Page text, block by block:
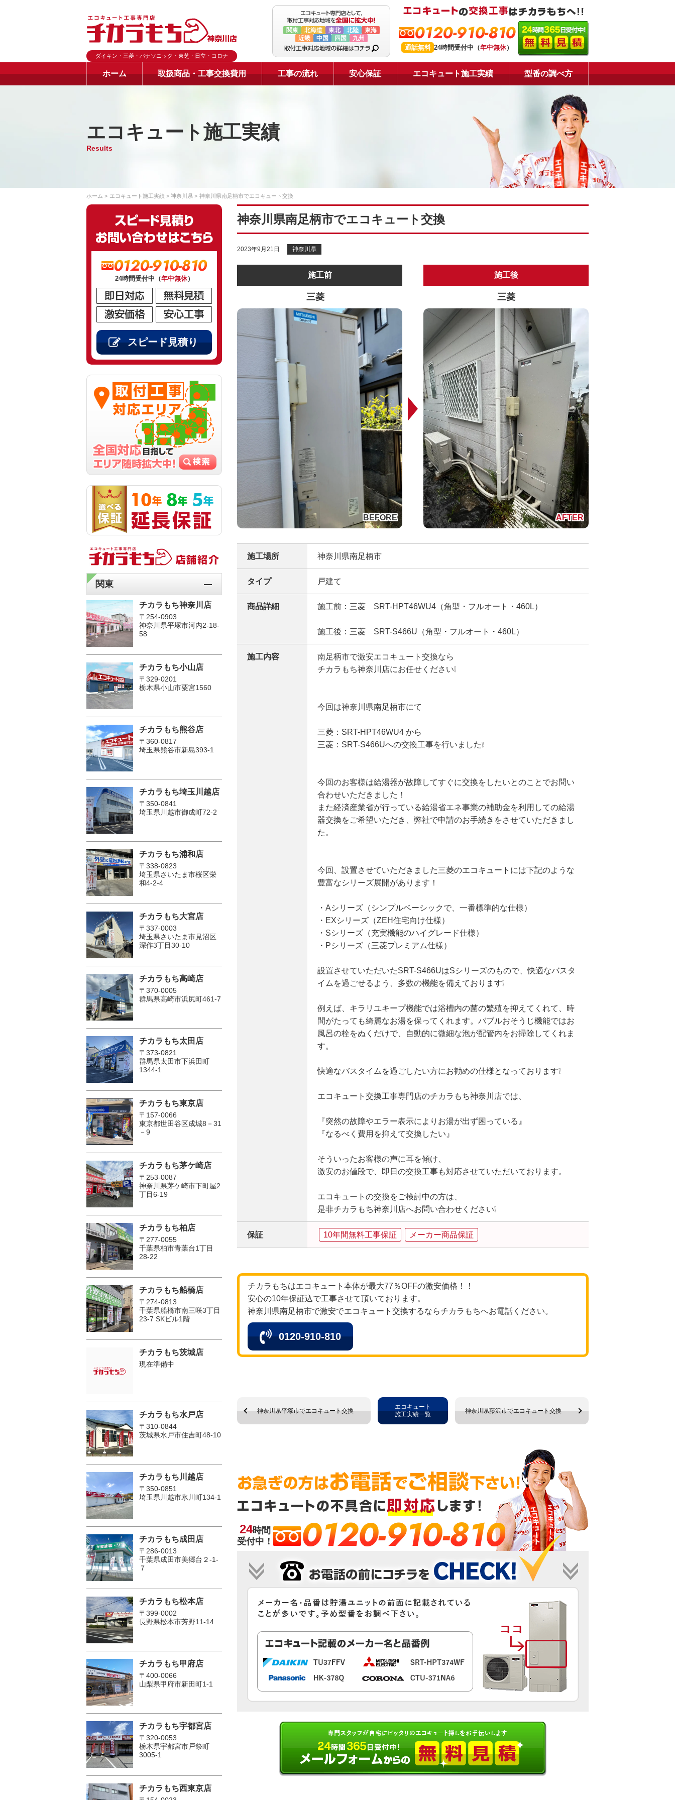
ダイキン・三菱・パナソニック・東芝・日立・コロナ
関東 北海道 東北 北陸
東海
近畿
中国 四国 九州 0120-910-810
通話無料 24時間受付中（年中無休）
ホーム 取扱商品・工事交換費用 工事の流れ 安心保証 エコキュート施工実績 型番の調べ方
エコキュート施工実績
Results
ホーム エコキュート施工実績 神奈川県 神奈川県南足柄市でエコキュート交換
神奈川県南足柄市でエコキュート交換
2023年9月21日 神奈川県
施工前
三菱
施工後
三菱
施工場所 神奈川県南足柄市
タイプ 戸建て
商品詳細 施工前：三菱 SRT-HPT46WU4（角型・フルオート・460L）
施工後：三菱 SRT-S466U（角型・フルオート・460L）
施工内容
南足柄市で激安エコキュート交換なら
チカラもち神奈川店にお任せください❕
今回は神奈川県南足柄市にて
三菱：SRT-HPT46WU4 から
三菱：SRT-S466Uへの交換工事を行いました❕
今回のお客様は給湯器が故障してすぐに交換をしたいとのことでお問い
合わせいただきました！
また経済産業省が行っている給湯省エネ事業の補助金を利用しての給湯
器交換をご希望いただき、弊社で申請のお手続きをさせていただきまし
た。
今回、設置させていただきました三菱のエコキュートには下記のような
豊富なシリーズ展開があります！
・Aシリーズ（シンプルベーシックで、一番標準的な仕様）
・EXシリーズ（ZEH住宅向け仕様）
・Sシリーズ（充実機能のハイグレード仕様）
・Pシリーズ（三菱プレミアム仕様）
設置させていただいたSRT-S466UはSシリーズのもので、快適なバスタ
イムを過ごせるよう、多数の機能を備えております❕
例えば、キラリユキープ機能では浴槽内の菌の繁殖を抑えてくれて、時
間がたっても綺麗なお湯を保ってくれます。バブルおそうじ機能ではお
風呂の栓をぬくだけで、自動的に微細な泡が配管内をお掃除してくれま
す。
快適なバスタイムを過ごしたい方にお勧めの仕様となっております❕
エコキュート交換工事専門店のチカラもち神奈川店では、
『突然の故障やエラー表示によりお湯が出ず困っている』
『なるべく費用を抑えて交換したい』
そういったお客様の声に耳を傾け、
激安のお値段で、即日の交換工事も対応させていただいております。
エコキュートの交換をご検討中の方は、
是非チカラもち神奈川店へお問い合わせください❕
保証 10年間無料工事保証 メーカー商品保証
チカラもちはエコキュート本体が最大77％OFFの激安価格！！
安心の10年保証込で工事させて頂いております。
神奈川県南足柄市で激安でエコキュート交換するならチカラもちへお電話ください。
0120-910-810
神奈川県平塚市でエコキュート交換 神奈川県藤沢市でエコキュート交換
エコキュート
施工実績一覧
24時間
受付中！
0120-910-810
0120-910-810
24時間受付中（年中無休）
スピード見積り
関東
チカラもち神奈川店
〒254-0903
神奈川県平塚市河内2-18-
58
チカラもち小山店
〒329-0201
栃木県小山市粟宮1560
チカラもち熊谷店
〒360-0817
埼玉県熊谷市新島393-1
チカラもち埼玉川越店
〒350-0841
埼玉県川越市御成町72-2
チカラもち浦和店
〒338-0823
埼玉県さいたま市桜区栄
和4-2-4
チカラもち大宮店
〒337-0003
埼玉県さいたま市見沼区
深作3丁目30-10
チカラもち高崎店
〒370-0005
群馬県高崎市浜尻町461-7
チカラもち太田店
〒373-0821
群馬県太田市下浜田町
1344-1
チカラもち東京店
〒157-0066
東京都世田谷区成城8－31
－9
チカラもち茅ケ崎店
〒253-0087
神奈川県茅ケ崎市下町屋2
丁目6-19
チカラもち柏店
〒277-0055
千葉県柏市青葉台1丁目
28-22
チカラもち船橋店
〒274-0813
千葉県船橋市南三咲3丁目
23-7 SKビル1階
チカラもち茨城店
現在準備中
チカラもち水戸店
〒310-0844
茨城県水戸市住吉町48-10
チカラもち川越店
〒350-0851
埼玉県川越市氷川町134-1
チカラもち成田店
〒286-0013
千葉県成田市美郷台２‐1‐
７
チカラもち松本店
〒399-0002
長野県松本市芳野11-14
チカラもち甲府店
〒400-0066
山梨県甲府市新田町1-1
チカラもち宇都宮店
〒320-0053
栃木県宇都宮市戸祭町
3005-1
チカラもち西東京店